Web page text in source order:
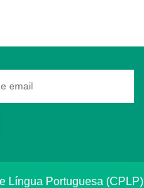
Língua Portuguesa (CPLP)